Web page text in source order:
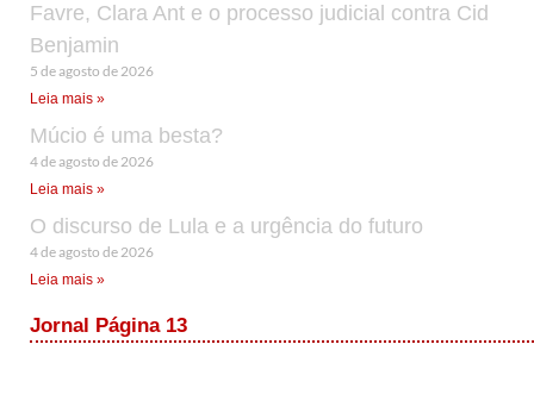
Favre, Clara Ant e o processo judicial contra Cid
Benjamin
5 de agosto de 2026
Leia mais »
Múcio é uma besta?
4 de agosto de 2026
Leia mais »
O discurso de Lula e a urgência do futuro
4 de agosto de 2026
Leia mais »
Jornal Página 13